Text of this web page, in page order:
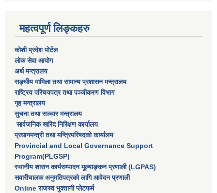
महत्वपूर्ण लिङ्कहरु
कोशी प्रदेश पोर्टल
लाेक सेवा आयाेग
अर्थ मन्त्रालय
सङ्घीय मामिला तथा सामान्य प्रशासन मन्त्रालय
राष्‍ट्रिय परिचयपत्र तथा पञ्‍जीकरण विभाग
गृह मन्त्रालय
सुचना तथा सञ्चार मन्त्रालय
सार्वजनिक खरिद निरिक्षण कार्यालय
प्रधानमन्त्री तथा मन्त्रिपरिषदकाे कार्यालय
Provincial and Local Governance Support
Program(PLGSP)
स्थानीय शासन कार्यसम्पादन मूल्याङ्कन प्रणाली (LGPAS)
सवारीचालक अनुमतिपत्रको लागि आवेदन प्रणाली
Online राजस्व भुक्तानी प्लेटफर्म